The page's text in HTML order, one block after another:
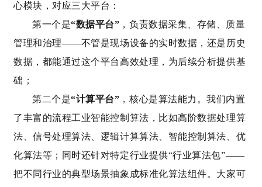
心模块，对应三大平台：
第一个是“数据平台” ，负责数据采集、存储、质量
管理和治理——不管是现场设备的实时数据，还是历史
数据，都能通过这个平台高效处理，为后续分析提供基
础；
第二个是“计算平台” ，核心是算法能力。我们内置
了丰富的流程工业智能控制算法，比如高阶数据处理算
法、信号处理算法、逻辑计算算法、智能控制算法、优
化算法等；同时还针对特定行业提供“行业算法包”——
把不同行业的典型场景抽象成标准化算法组件。大家可